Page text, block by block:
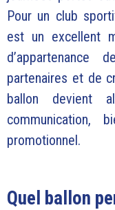
Pour un club
est un excellent
partenaires et de
ballon devient
communication,
promotionnel.
Quel ballon